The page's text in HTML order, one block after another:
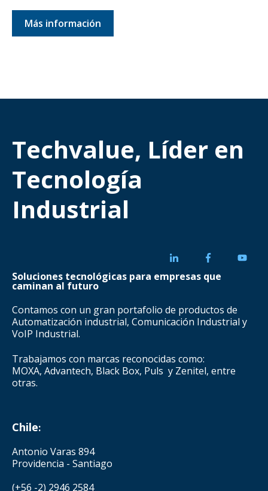
Más información
Techvalue, Líder en
Tecnología
Industrial
Soluciones tecnológicas para empresas que
caminan al futuro
Contamos con un gran portafolio de productos de
Automatización industrial, Comunicación Industrial y
VoIP Industrial.
Trabajamos con marcas reconocidas como:
MOXA, Advantech, Black Box, Puls y Zenitel, entre
otras.
Chile:
Antonio Varas 894
Providencia - Santiago
(+56 -2) 2946 2584